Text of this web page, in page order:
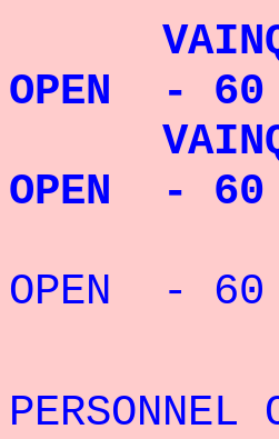
OPEN -
OPEN -
2°
OPEN -